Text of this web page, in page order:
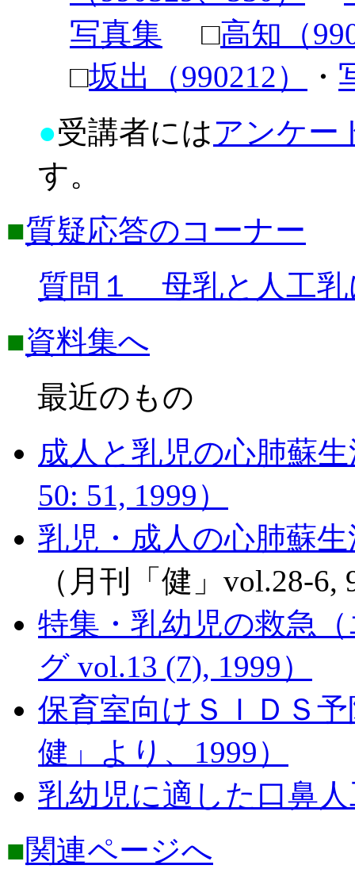
写真集 □高知（
□坂出（990212） ・
●受講者にはアンケー
す。
■質疑応答のコーナー
質問１ 母乳と人工乳
■資料集へ
最近のもの
成人と乳児の心肺蘇
50: 51, 1999）
乳児・成人の心肺蘇
（月刊「健」vol.28-6,
特集・乳幼児の救急
グ vol.13 (7), 1999）
保育室向けＳＩＤＳ
健」より、1999）
乳幼児に適した口鼻
■関連ページへ